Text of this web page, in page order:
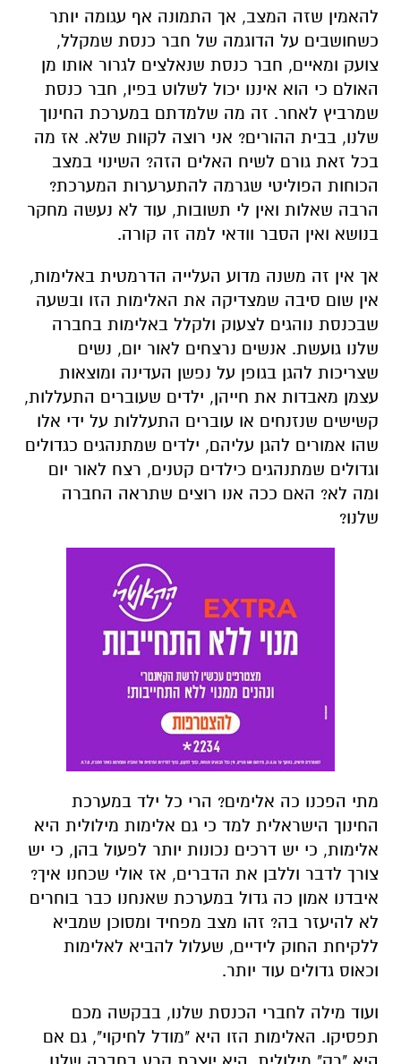
להאמין שזה המצב, אך התמונה אף עגומה יותר
כשחושבים על הדוגמה של חבר כנסת שמקלל,
צועק ומאיים, חבר כנסת שנאלצים לגרור אותו מן
האולם כי הוא איננו יכול לשלוט בפיו, חבר כנסת
שמרביץ לאחר. זה מה שלמדתם במערכת החינוך
שלנו, בבית ההורים? אני רוצה לקוות שלא. אז מה
בכל זאת גורם לשיח האלים הזה? השינוי במצב
הכוחות הפוליטי שגרמה להתערערות המערכת?
הרבה שאלות ואין לי תשובות, עוד לא נעשה מחקר
בנושא ואין הסבר וודאי למה זה קורה.
אך אין זה משנה מדוע העלייה הדרמטית באלימות,
אין שום סיבה שמצדיקה את האלימות הזו ובשעה
שבכנסת נוהגים לצעוק ולקלל באלימות בחברה
שלנו גועשת. אנשים נרצחים לאור יום, נשים
שצריכות להגן בגופן על נפשן העדינה ומוצאות
עצמן מאבדות את חייהן, ילדים שעוברים התעללות,
קשישים שנזנחים או עוברים התעללות על ידי אלו
שהו אמורים להגן עליהם, ילדים שמתנהגים כגדולים
וגדולים שמתנהגים כילדים קטנים, רצח לאור יום
ומה לא? האם ככה אנו רוצים שתראה החברה
שלנו?
מתי הפכנו כה אלימים? הרי כל ילד במערכת
החינוך הישראלית למד כי גם אלימות מילולית היא
אלימות, כי יש דרכים נכונות יותר לפעול בהן, כי יש
צורך לדבר וללבן את הדברים, אז אולי שכחנו איך?
איבדנו אמון כה גדול במערכת שאנחנו כבר בוחרים
לא להיעזר בה? זהו מצב מפחיד ומסוכן שמביא
ללקיחת החוק לידיים, שעלול להביא לאלימות
וכאוס גדולים עוד יותר.
ועוד מילה לחברי הכנסת שלנו, בבקשה מכם
תפסיקו. האלימות הזו היא "מודל לחיקוי", גם אם